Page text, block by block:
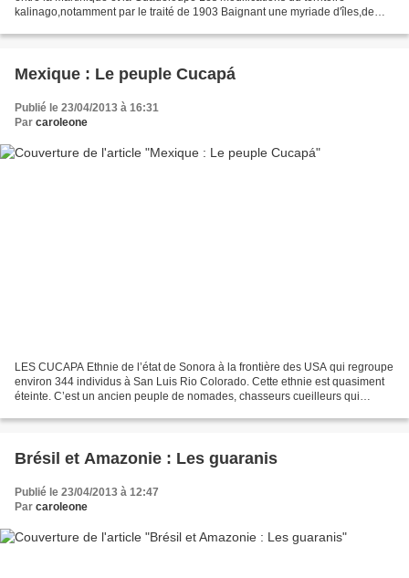
kalinago,notamment par le traité de 1903 Baignant une myriade d'îles,de
Mexique : Le peuple Cucapá
Publié le 23/04/2013 à 16:31
Par caroleone
LES CUCAPA Ethnie de l’état de Sonora à la frontière des USA qui regroupe
environ 344 individus à San Luis Rio Colorado. Cette ethnie est quasiment
éteinte. C’est un ancien peuple de nomades, chasseurs cueilleurs qui
Brésil et Amazonie : Les guaranis
Publié le 23/04/2013 à 12:47
Par caroleone